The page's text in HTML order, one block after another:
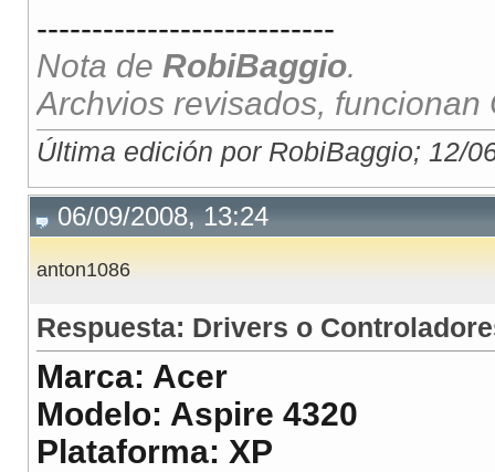
---------------------------
Nota de RobiBaggio.
Archvios revisados,
Última edición por RobiBaggio; 12/
06/09/2008, 13:24
anton1086
Respuesta: Drivers o
Marca: Acer
Modelo: Aspire 4320
Plataforma: XP